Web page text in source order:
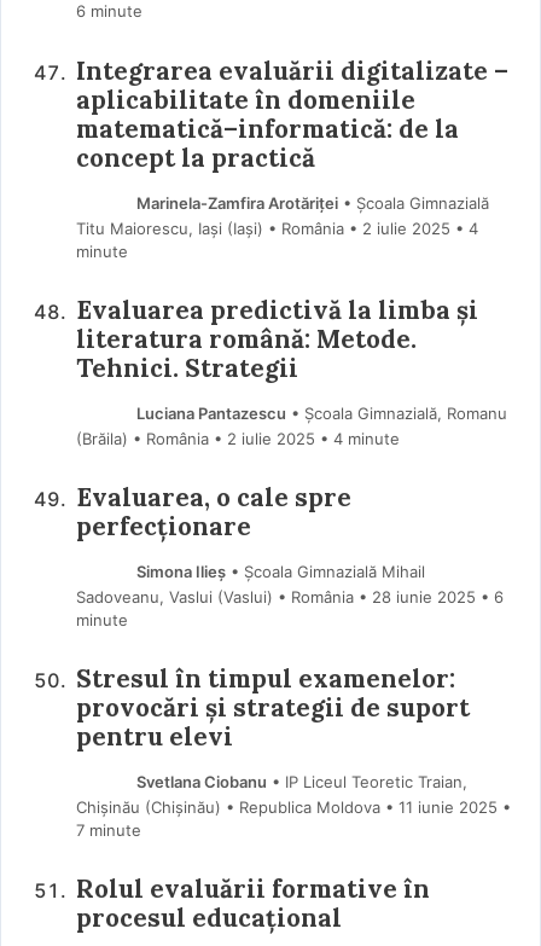
6 minute
Integrarea evaluării digitalizate –
aplicabilitate în domeniile
matematică–informatică: de la
concept la practică
Marinela-Zamfira Arotăriței• Școala Gimnazială
Titu Maiorescu, Iași (Iaşi) • România
2 iulie 2025 • 4
minute
Evaluarea predictivă la limba și
literatura română: Metode.
Tehnici. Strategii
Luciana Pantazescu • Școala Gimnazială, Romanu
(Brăila) • România
2 iulie 2025 • 4 minute
Evaluarea, o cale spre
perfecționare
Simona Ilieș• Școala Gimnazială Mihail
Sadoveanu, Vaslui (Vaslui) • România
28 iunie 2025 • 6
minute
Stresul în timpul examenelor:
provocări și strategii de suport
pentru elevi
Svetlana Ciobanu • IP Liceul Teoretic Traian,
Chișinău (Chişinău) • Republica Moldova
11 iunie 2025 •
7 minute
Rolul evaluării formative în
procesul educațional